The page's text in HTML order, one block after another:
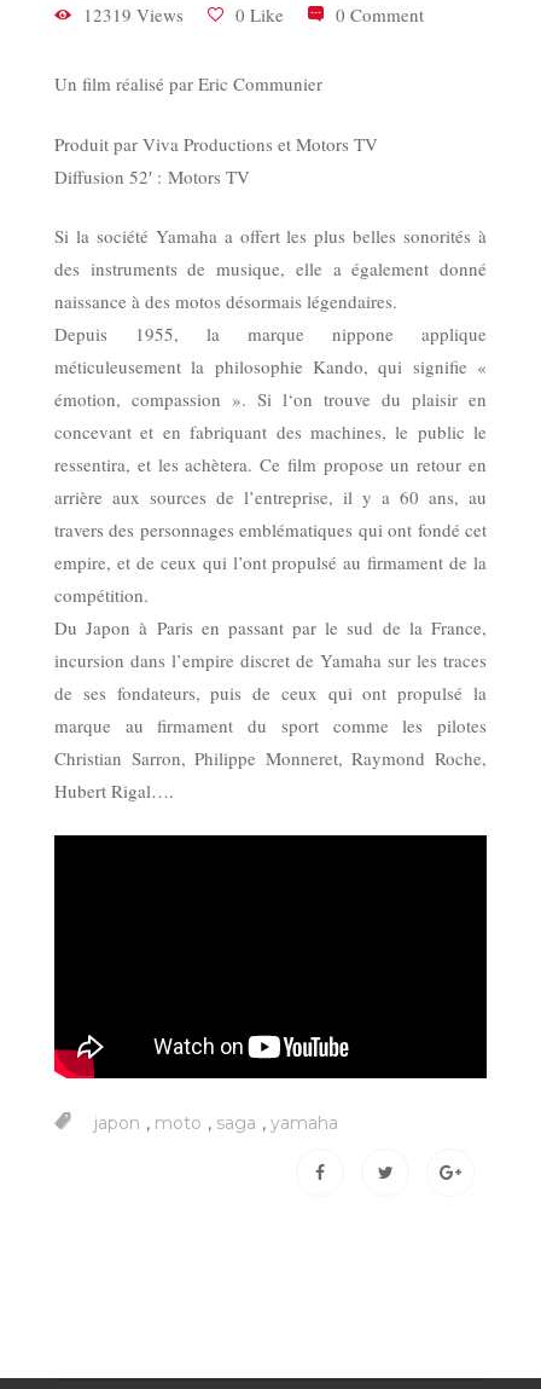
12319 Views 0 Like 0 Comment
Un film réalisé par Eric Communier
Produit par Viva Productions et Motors TV
Diffusion 52′ : Motors TV
Si la société Yamaha a offert les plus belles sonorités à
des instruments de musique, elle a également donné
naissance à des motos désormais légendaires.
Depuis 1955, la marque nippone applique
méticuleusement la philosophie Kando, qui signifie «
émotion, compassion ». Si l‘on trouve du plaisir en
concevant et en fabriquant des machines, le public le
ressentira, et les achètera. Ce film propose un retour en
arrière aux sources de l’entreprise, il y a 60 ans, au
travers des personnages emblématiques qui ont fondé cet
empire, et de ceux qui l’ont propulsé au firmament de la
compétition.
Du Japon à Paris en passant par le sud de la France,
incursion dans l’empire discret de Yamaha sur les traces
de ses fondateurs, puis de ceux qui ont propulsé la
marque au firmament du sport comme les pilotes
Christian Sarron, Philippe Monneret, Raymond Roche,
Hubert Rigal….
japon , moto , saga , yamaha